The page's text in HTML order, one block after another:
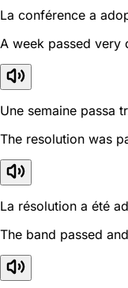
La conférence a
A week passed very
Une semaine passa
The resolution was
La résolution a été
The band passed